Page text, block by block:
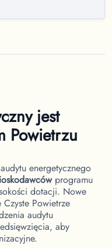
jest
Powietrzu
energetycznego
programu
dotacji. Nowe
Powietrze
audytu
aby